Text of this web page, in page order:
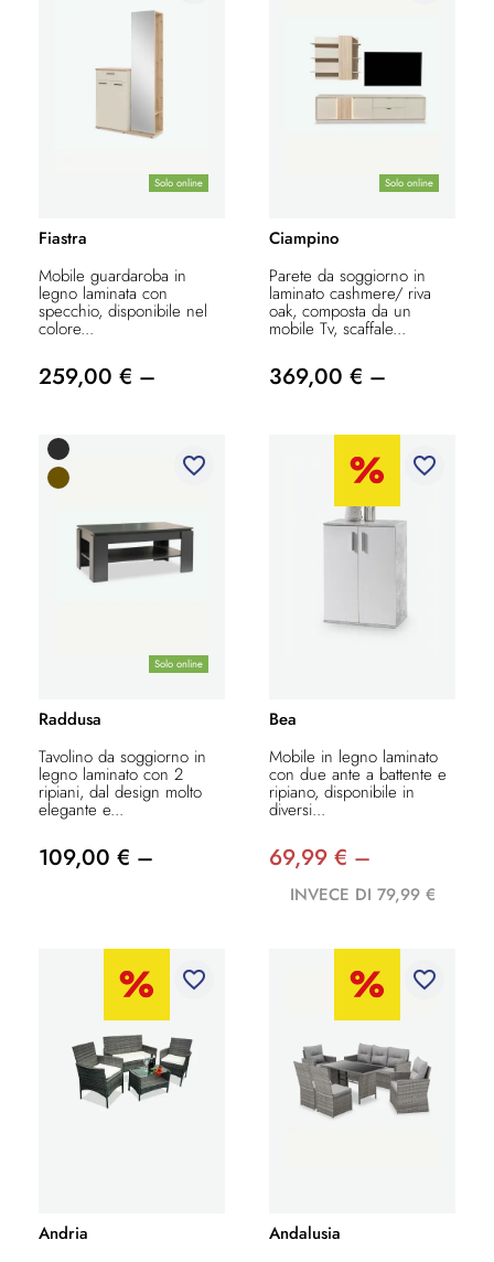
Solo online
Fiastra
Mobile guardaroba in
legno laminata con
specchio, disponibile nel
colore...
259,00 € –
Solo online
Ciampino
Parete da soggiorno in
laminato cashmere/ riva
oak, composta da un
mobile Tv, scaffale...
369,00 € –
Solo online
favorite_border
Raddusa
Tavolino da soggiorno in
legno laminato con 2
ripiani, dal design molto
elegante e...
109,00 € –
favorite_border
Bea
Mobile in legno laminato
con due ante a battente e
ripiano, disponibile in
diversi...
69,99 € –
INVECE DI 79,99 €
favorite_border
Andria
favorite_border
Andalusia